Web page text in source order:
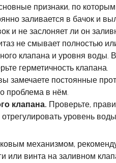
признаки, по
заливается в бачок и
и не заслоняет ли он
не смывает полностью
клапана и уровня
герметичность клапана.
замечаете постоянные
проблема в нём.
клапана. Проверьте,
уровень
механизмом,
или винта на заливном